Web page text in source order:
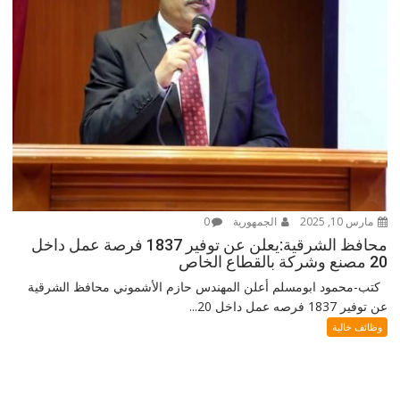
مارس 10, 2025 الجمهورية 0
محافظ الشرقية:يعلن عن توفير 1837 فرصة عمل داخل
20 مصنع وشركة بالقطاع الخاص
كتب-محمود ابومسلم أعلن المهندس حازم الأشموني محافظ الشرقية
عن توفير 1837 فرصه عمل داخل 20...
وظائف خالية